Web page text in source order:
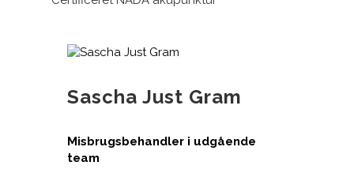
Sascha Just Gram
Misbrugsbehandler i udgående
team